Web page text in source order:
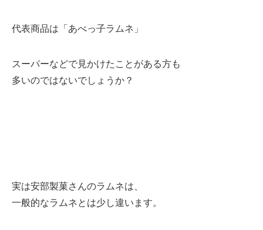
代表商品は「あべっ子ラムネ」
スーパーなどで見かけたことがある方も
多いのではないでしょうか？
実は安部製菓さんのラムネは、
一般的なラムネとは少し違います。